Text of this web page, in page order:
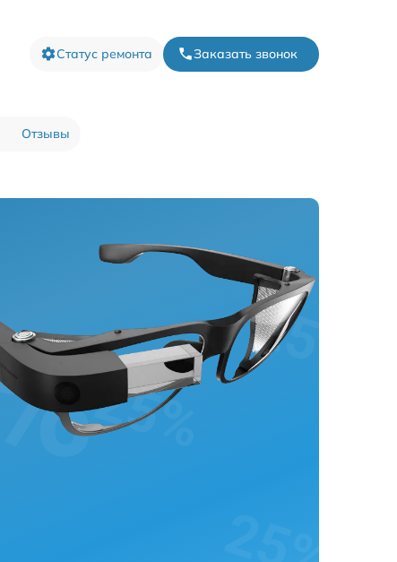
Статус ремонта Заказать звонок
Отзывы